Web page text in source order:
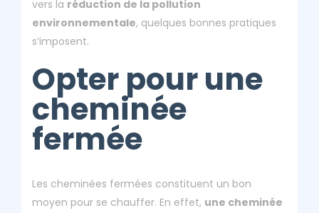
vers la réduction de la pollution
environnementale, quelques bonnes pratiques
s’imposent.
Opter pour une
cheminée
fermée
Les cheminées fermées constituent un bon
moyen pour se chauffer. En effet, une cheminée